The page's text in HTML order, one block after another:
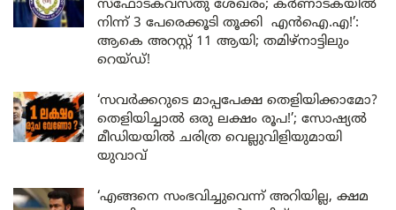
സ്ഫോടകവസ്തു ശേഖരം; കർണാടകയിൽ
നിന്ന് 3 പേരെക്കൂടി തൂക്കി എൻഐ.എ!’:
ആകെ അറസ്റ്റ് 11 ആയി; തമിഴ്‌നാട്ടിലും
റെയ്ഡ്!
‘സവർക്കറുടെ മാപ്പപേക്ഷ തെളിയിക്കാമോ?
തെളിയിച്ചാൽ ഒരു ലക്ഷം രൂപ!’; സോഷ്യൽ
മീഡിയയിൽ ചരിത്ര വെല്ലുവിളിയുമായി
യുവാവ്
‘എങ്ങനെ സംഭവിച്ചുവെന്ന് അറിയില്ല, ക്ഷമ